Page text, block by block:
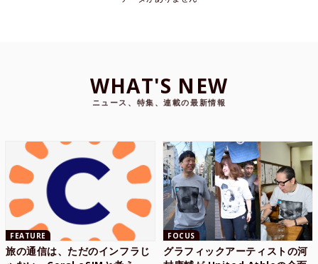
WHAT'S NEW
ニュース、特集、連載の最新情報
FEATURE
旅の通信は、ただのインフラじ
FOCUS
グラフィックアーティストの河